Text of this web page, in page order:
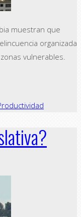
muestran que
organizada
vulnerables.